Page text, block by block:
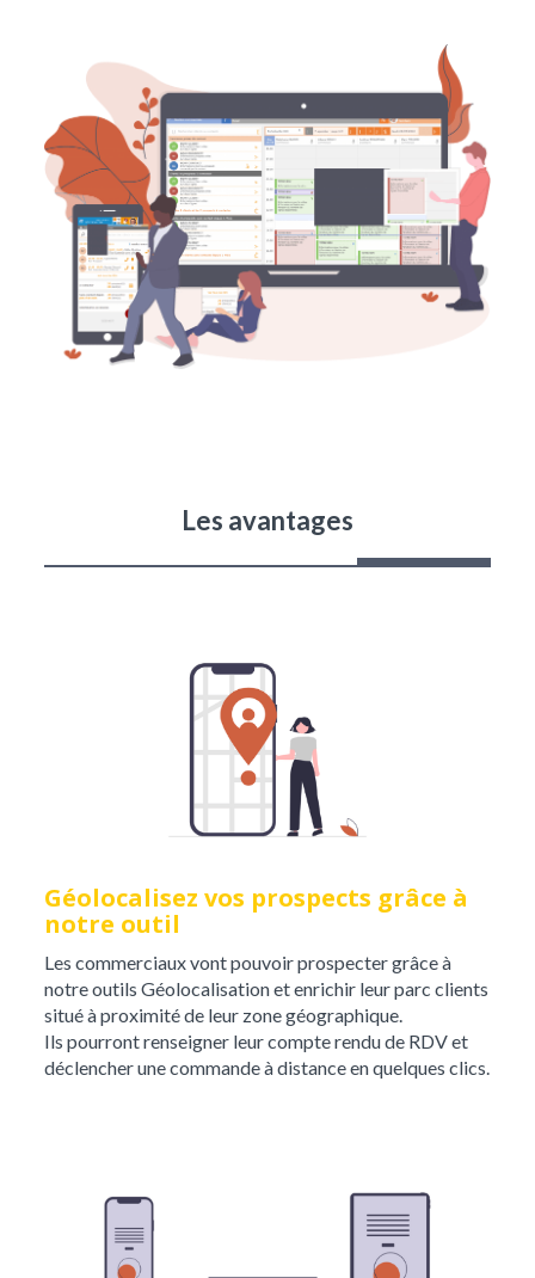
Les avantages
Géolocalisez vos prospects grâce à
notre outil
Les commerciaux vont pouvoir prospecter grâce à
notre outils Géolocalisation et enrichir leur parc clients
situé à proximité de leur zone géographique.
Ils pourront renseigner leur compte rendu de RDV et
déclencher une commande à distance en quelques clics.